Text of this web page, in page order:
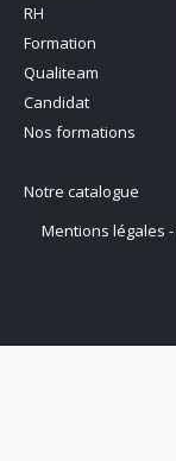
RH
Formation
Qualiteam
Candidat
Nos formations
Notre catalogue
Mentions légales -